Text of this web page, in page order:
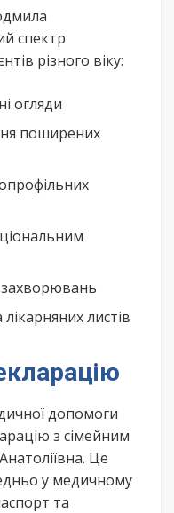
спектр
різного віку:
огляди
поширених
листів
допомоги
з сімейним
Це
у медичному
та